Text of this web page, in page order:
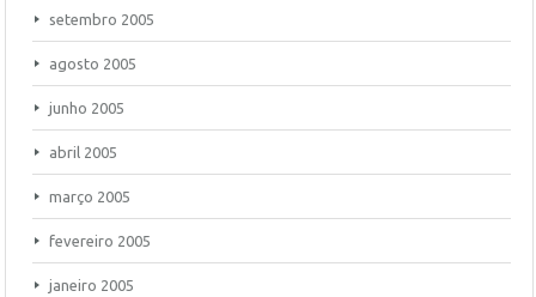
setembro 2005
agosto 2005
junho 2005
abril 2005
março 2005
fevereiro 2005
janeiro 2005